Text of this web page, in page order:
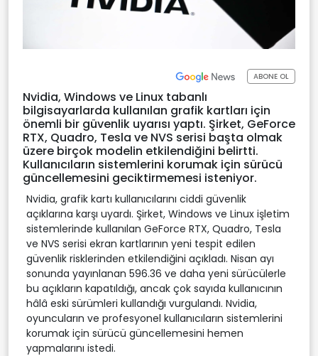
ABONE OL
Nvidia, Windows ve Linux tabanlı
bilgisayarlarda kullanılan grafik kartları için
önemli bir güvenlik uyarısı yaptı. Şirket, GeForce
RTX, Quadro, Tesla ve NVS serisi başta olmak
üzere birçok modelin etkilendiğini belirtti.
Kullanıcıların sistemlerini korumak için sürücü
güncellemesini geciktirmemesi isteniyor.
Nvidia, grafik kartı kullanıcılarını ciddi güvenlik
açıklarına karşı uyardı. Şirket, Windows ve Linux işletim
sistemlerinde kullanılan GeForce RTX, Quadro, Tesla
ve NVS serisi ekran kartlarının yeni tespit edilen
güvenlik risklerinden etkilendiğini açıkladı. Nisan ayı
sonunda yayınlanan 596.36 ve daha yeni sürücülerle
bu açıkların kapatıldığı, ancak çok sayıda kullanıcının
hâlâ eski sürümleri kullandığı vurgulandı. Nvidia,
oyuncuların ve profesyonel kullanıcıların sistemlerini
korumak için sürücü güncellemesini hemen
yapmalarını istedi.